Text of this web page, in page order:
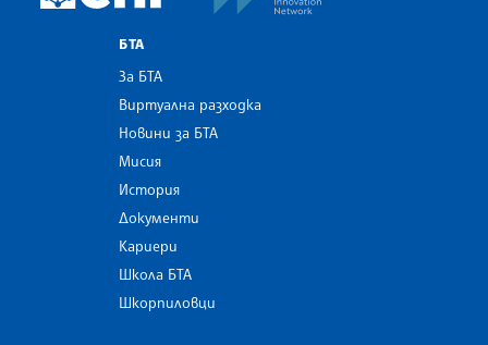
БТА
За БТА
Виртуална разходка
Новини за БТА
Мисия
История
Документи
Кариери
Школа БТА
Шкорпиловци